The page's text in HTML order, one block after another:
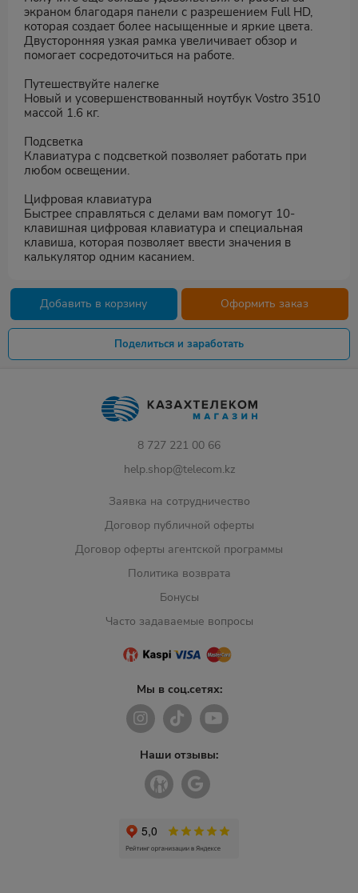
экраном благодаря панели с разрешением Full HD,
которая создает более насыщенные и яркие цвета.
Двусторонняя узкая рамка увеличивает обзор и
помогает сосредоточиться на работе.
Путешествуйте налегке
Новый и усовершенствованный ноутбук Vostro 3510
массой 1.6 кг.
Подсветка
Клавиатура с подсветкой позволяет работать при
любом освещении.
Цифровая клавиатура
Быстрее справляться с делами вам помогут 10-
клавишная цифровая клавиатура и специальная
клавиша, которая позволяет ввести значения в
калькулятор одним касанием.
Добавить в корзину Оформить заказ
Поделиться и заработать
8 727 221 00 66
help.shop@telecom.kz
Заявка на сотрудничество
Договор публичной оферты
Договор оферты агентской программы
Политика возврата
Бонусы
Часто задаваемые вопросы
Мы в соц.сетях:
Наши отзывы: